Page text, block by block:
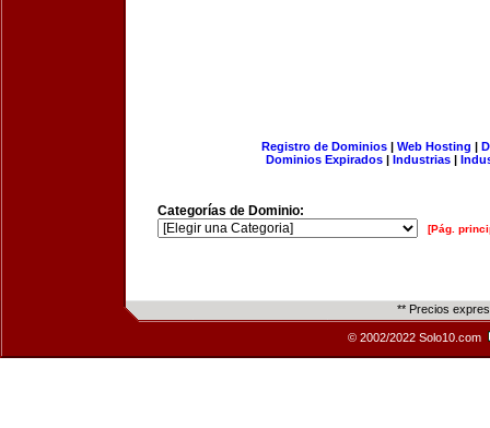
Registro de Dominios| Web Hosting |
Dominios Expirados | Industrias |
Categorías de Dominio:
[Pág.
** Precios
© 2002/2022 Solo10.com